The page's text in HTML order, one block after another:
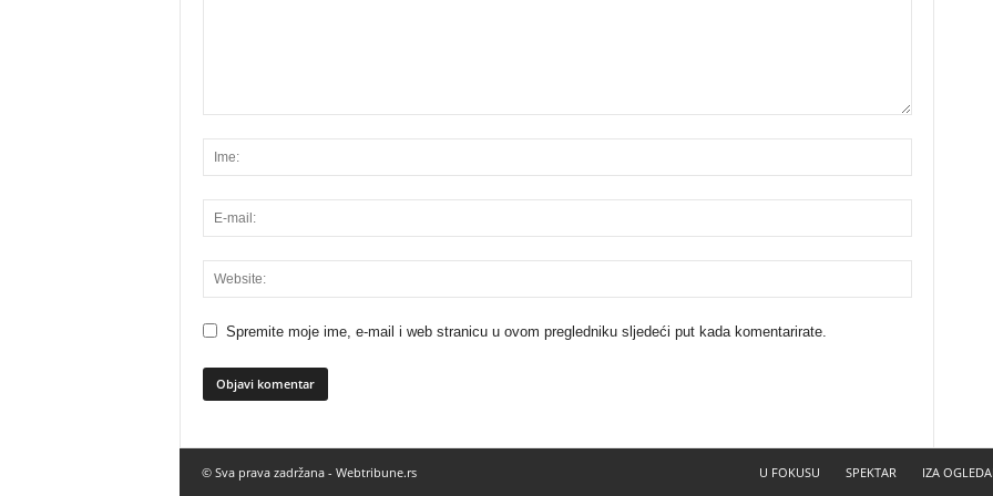
Spremite moje ime, e-mail i web stranicu u ovom pregledniku sljedeći put kada komentarirate.
U FOKUSU SPEKTAR IZA
© Sva prava zadržana - Webtribune.rs